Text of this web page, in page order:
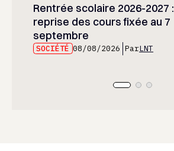
Rentrée scolaire 2026-2027 :
reprise des cours fixée au 7
septembre
SOCIÉTÉ 08/08/2026 ParLNT